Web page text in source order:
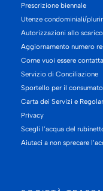
Prescrizione biennale
Utenze condominiali/
Autorizzazioni allo scarico
Aggiornamento numero
Come vuoi essere
Servizio di Conciliazione
Sportello per il
Carta dei Servizi e
Privacy
Scegli l’acqua del
Aiutaci a non sprecare